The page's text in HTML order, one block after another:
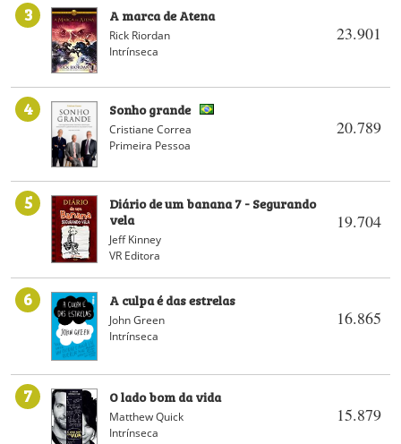
3
23.901
A marca de Atena
Rick Riordan
Intrínseca
4
20.789
Sonho grande
Cristiane Correa
Primeira Pessoa
5
19.704
Diário de um banana 7 - Segurando
vela
Jeff Kinney
VR Editora
6
16.865
A culpa é das estrelas
John Green
Intrínseca
7
15.879
O lado bom da vida
Matthew Quick
Intrínseca